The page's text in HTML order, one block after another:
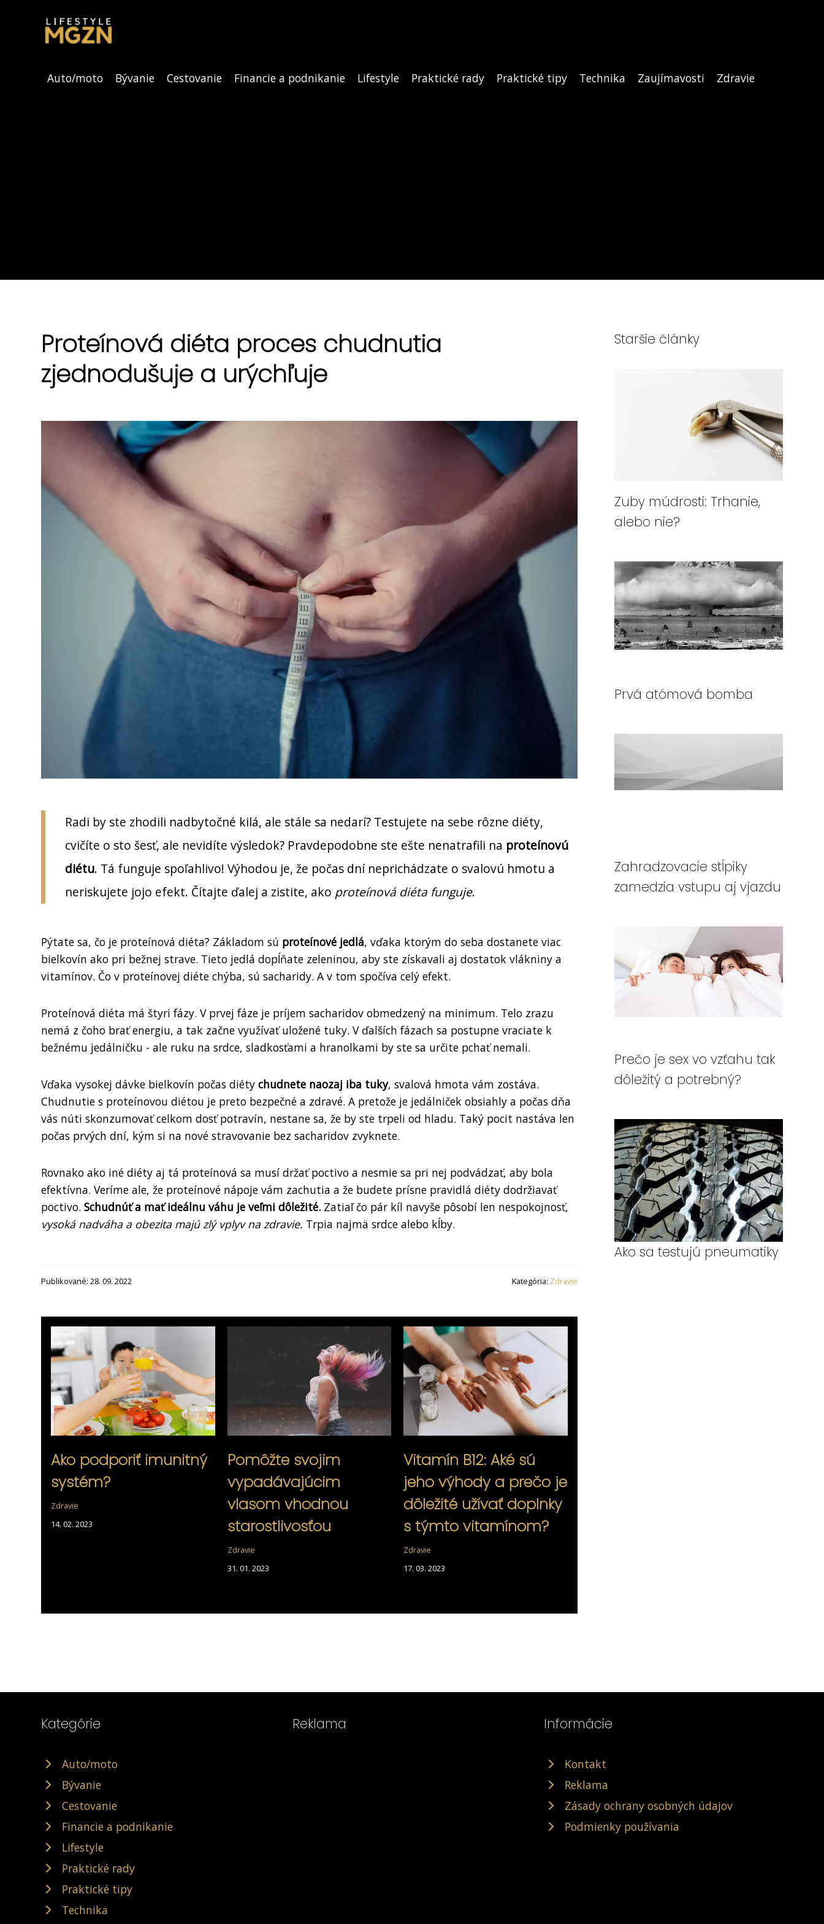
Auto/moto Bývanie Cestovanie Financie a podnikanie Lifestyle Praktické rady Praktické tipy Technika Zaujímavosti Zdravie
Proteínová diéta proces chudnutia
zjednodušuje a urýchľuje
Radi by ste zhodili nadbytočné kilá, ale stále sa nedarí? Testujete na sebe rôzne diéty,
cvičíte o sto šesť, ale nevidíte výsledok? Pravdepodobne ste ešte nenatrafili na proteínovú
diétu. Tá funguje spoľahlivo! Výhodou je, že počas dní neprichádzate o svalovú hmotu a
neriskujete jojo efekt. Čítajte ďalej a zistite, ako proteínová diéta funguje.
Pýtate sa, čo je proteínová diéta? Základom sú proteínové jedlá, vďaka ktorým do seba dostanete viac
bielkovín ako pri bežnej strave. Tieto jedlá dopĺňate zeleninou, aby ste získavali aj dostatok vlákniny a
vitamínov. Čo v proteínovej diéte chýba, sú sacharidy. A v tom spočíva celý efekt.
Proteínová diéta má štyri fázy. V prvej fáze je príjem sacharidov obmedzený na minimum. Telo zrazu
nemá z čoho brať energiu, a tak začne využívať uložené tuky. V ďalších fázach sa postupne vraciate k
bežnému jedálničku - ale ruku na srdce, sladkosťami a hranolkami by ste sa určite pchať nemali.
Vďaka vysokej dávke bielkovín počas diéty chudnete naozaj iba tuky, svalová hmota vám zostáva.
Chudnutie s proteínovou diétou je preto bezpečné a zdravé. A pretože je jedálniček obsiahly a počas dňa
vás núti skonzumovať celkom dosť potravín, nestane sa, že by ste trpeli od hladu. Taký pocit nastáva len
počas prvých dní, kým si na nové stravovanie bez sacharidov zvyknete.
Rovnako ako iné diéty aj tá proteínová sa musí držať poctivo a nesmie sa pri nej podvádzať, aby bola
efektívna. Veríme ale, že proteínové nápoje vám zachutia a že budete prísne pravidlá diéty dodržiavať
poctivo. Schudnúť a mať ideálnu váhu je veľmi dôležité. Zatiaľ čo pár kíl navyše pôsobí len nespokojnosť,
vysoká nadváha a obezita majú zlý vplyv na zdravie. Trpia najmä srdce alebo kĺby.
Publikované: 28. 09. 2022 Kategória: Zdravie
Ako podporiť imunitný
systém?
Zdravie
14. 02. 2023
Pomôžte svojim
vypadávajúcim
vlasom vhodnou
starostlivosťou
Zdravie
31. 01. 2023
Vitamín B12: Aké sú
jeho výhody a prečo je
dôležité užívať doplnky
s týmto vitamínom?
Zdravie
17. 03. 2023
Staršie články
Zuby múdrosti: Trhanie,
alebo nie?
Prvá atómová bomba
Zahradzovacie stĺpiky
zamedzia vstupu aj vjazdu
Prečo je sex vo vzťahu tak
dôležitý a potrebný?
Ako sa testujú pneumatiky
Kategórie
Auto/moto
Bývanie
Cestovanie
Financie a podnikanie
Lifestyle
Praktické rady
Praktické tipy
Technika
Reklama Informácie
Kontakt
Reklama
Zásady ochrany osobných údajov
Podmienky používania